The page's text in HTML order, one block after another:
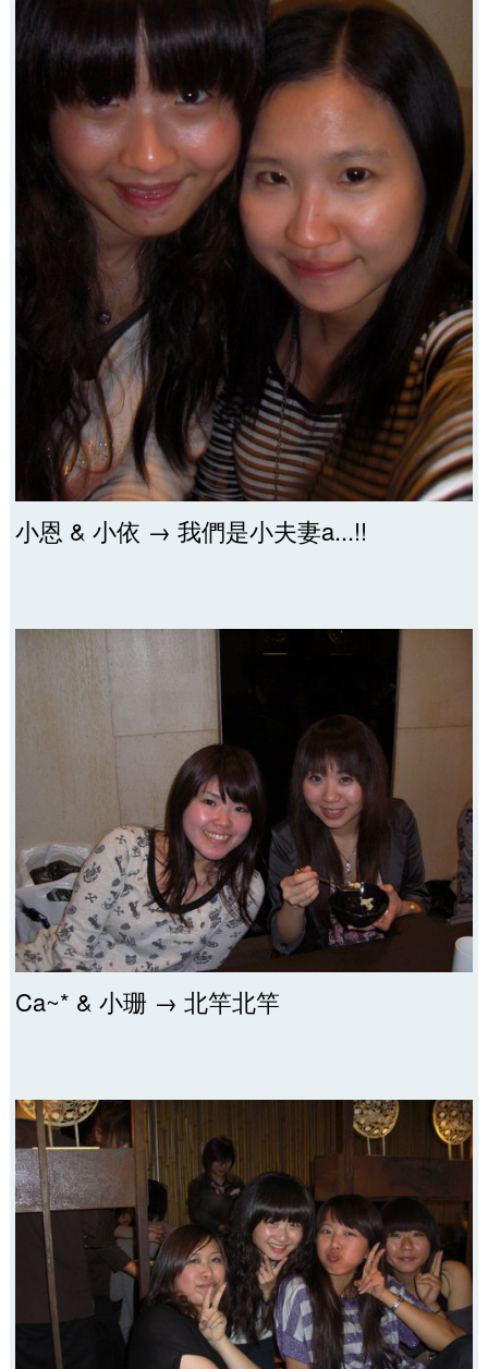
小恩 & 小依 → 我們是小夫妻a...!!
Ca~* & 小珊 → 北竿北竿